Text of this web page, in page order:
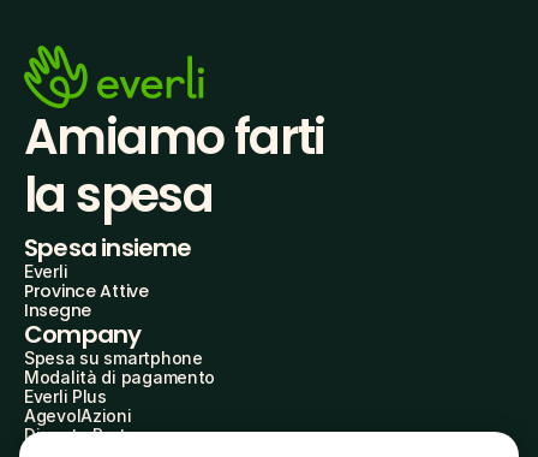
Amiamo farti
la spesa
Spesa insieme
Everli
Province Attive
Insegne
Company
Spesa su smartphone
Modalità di pagamento
Everli Plus
AgevolAzioni
Diventa Partner